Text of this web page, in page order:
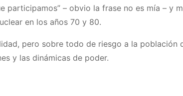
participamos” – obvio la frase no es mía – y
en los años 70 y 80.
pero sobre todo de riesgo a la población
y las dinámicas de poder.